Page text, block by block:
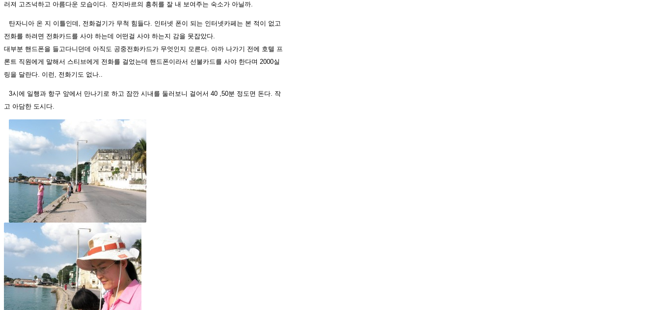
러져 고즈넉하고 아름다운 모습이다. 잔지바르의 흥취를 잘 내 보여주는 숙소가 아닐까.
탄자니아 온 지 이틀인데, 전화걸기가 무척 힘들다. 인터넷 폰이 되는 인터넷카페는 본 적이 없고
전화를 하려면 전화카드를 사야 하는데 어떤걸 사야 하는지 감을 못잡았다.
대부분 핸드폰을 들고다니던데 아직도 공중전화카드가 무엇인지 모른다. 아까 나가기 전에 호텔 프
론트 직원에게 말해서 스티브에게 전화를 걸었는데 핸드폰이라서 선불카드를 사야 한다며 2000실
링을 달란다. 이런, 전화기도 없나..
3시에 일행과 항구 앞에서 만나기로 하고 잠깐 시내를 둘러보니 걸어서 40 ,50분 정도면 돈다. 작
고 아담한 도시다.